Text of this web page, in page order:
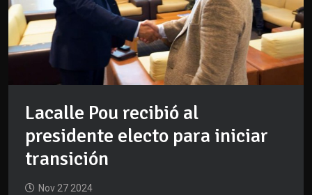
Lacalle Pou recibió al
presidente electo para iniciar
transición
Nov 27 2024